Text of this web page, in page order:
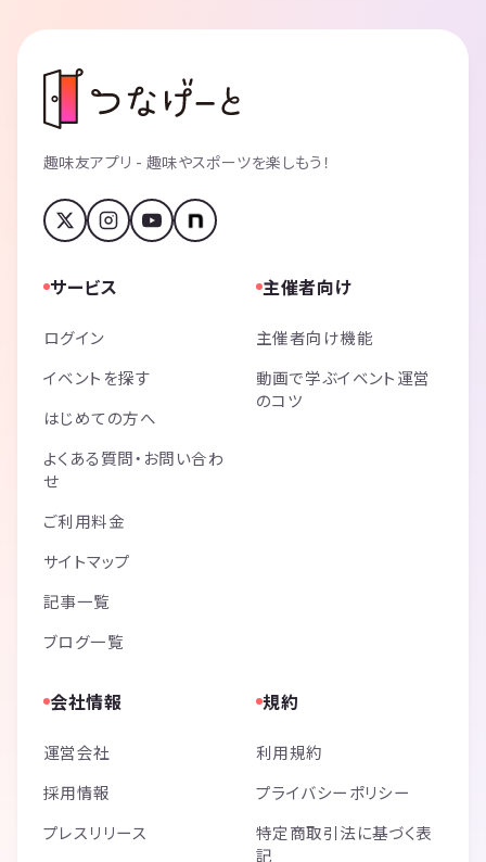
趣味友アプリ - 趣味やスポーツを楽しもう！
サービス
ログイン
イベントを探す
はじめての方へ
よくある質問・お問い合わ
せ
ご利用料金
サイトマップ
記事一覧
ブログ一覧
主催者向け
主催者向け機能
動画で学ぶイベント運営
のコツ
会社情報
運営会社
採用情報
プレスリリース
規約
利用規約
プライバシーポリシー
特定商取引法に基づく表
記